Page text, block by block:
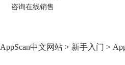
咨询在线销售
AppScan中文网站 > 新手入门 >